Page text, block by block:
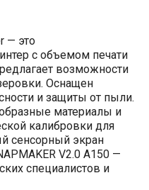
— это
с объемом печати
возможности
Оснащен
и защиты от пыли.
материалы и
калибровки для
сенсорный экран
V2.0 A150 —
специалистов и